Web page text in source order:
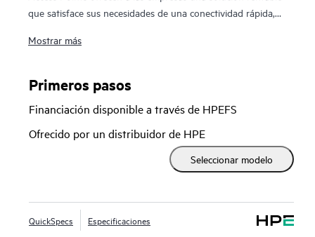
que satisface sus necesidades de una conectividad rápida,
aumentan la seguridad, simplifican la compatibilidad con
dispositivos del Internet de las cosas (IoT) y proporcionan
capacidades de reconocimiento de ubicación sumamente
precisas.HPE Aruba Networking Centralofrece una
flexibilidad de implementación excepcional. Además,
proporciona automatización inteligente, información de IA y
eficientes, tanto en redes cableadas como inalámbricas.
Mostrar más
Primeros pasos
Financiación disponible a través de HPEFS
Ofrecido por un distribuidor de HPE
Seleccionar modelo
QuickSpecs Especificaciones